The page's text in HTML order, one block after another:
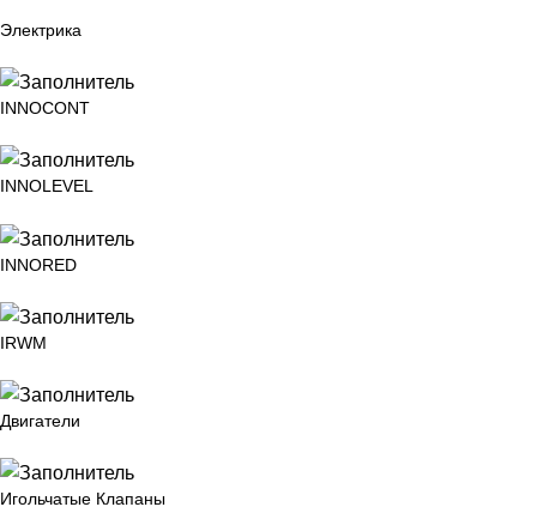
Электрика
INNOCONT
INNOLEVEL
INNORED
IRWM
Двигатели
Игольчатые Клапаны